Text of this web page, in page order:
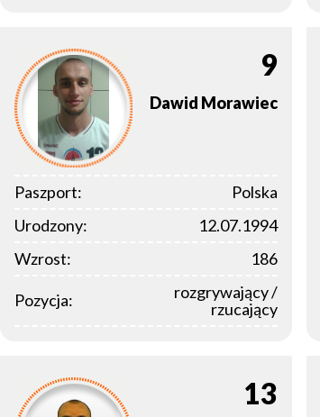
9
Dawid Morawiec
Paszport:
Polska
Urodzony:
12.07.1994
Wzrost:
186
Pozycja:
rozgrywający /
rzucający
13